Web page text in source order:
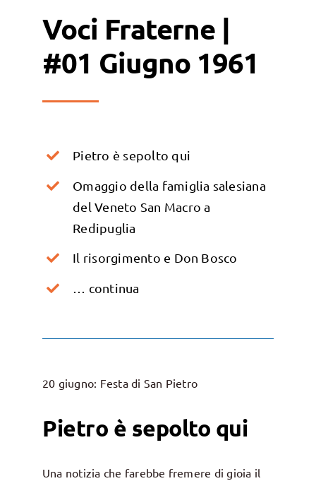
Voci Fraterne |
#01 Giugno 1961
Pietro è sepolto qui
Omaggio della famiglia salesiana
del Veneto San Macro a
Redipuglia
Il risorgimento e Don Bosco
… continua
20 giugno: Festa di San Pietro
Pietro è sepolto qui
Una notizia che farebbe fremere di gioia il